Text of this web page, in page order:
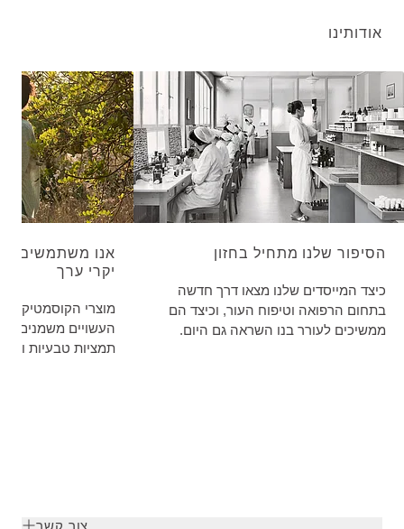
אודותינו
הסיפור שלנו מתחיל בחזון
כיצד המייסדים שלנו מצאו דרך חדשה
בתחום הרפואה וטיפוח העור, וכיצד הם
ממשיכים לעורר בנו השראה גם היום.
אנו משתמשים
יקרי ערך
מוצרי הקוסמטיקה
העשויים משמנים
תמציות טבעיות
צור קשר